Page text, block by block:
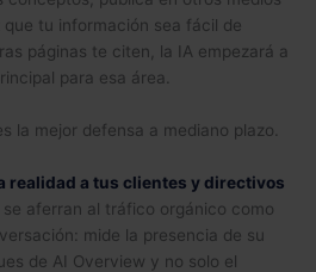
tu información sea fácil de
páginas te citen, la IA empezará a
para esa área.
la mejor defensa a mediano plazo.
realidad a tus clientes y directivos
aferran al tráfico orgánico como
mide la presencia de su
de AI Overview y no solo el